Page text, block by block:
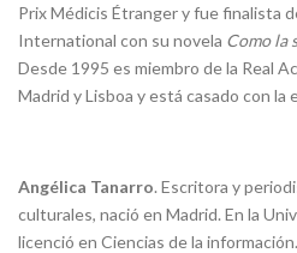
Prix Médicis Étranger y fue finalista
International con su novela Como la
Desde 1995 es miembro de la Real
Madrid y Lisboa y está casado con la
Angélica Tanarro. Escritora y
culturales, nació en Madrid. En la
licenció en Ciencias de la